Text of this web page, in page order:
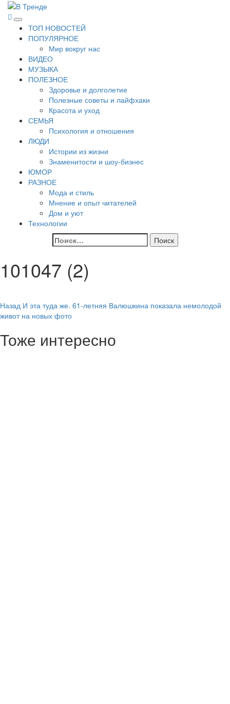
Перейти
содержимому
В Тренде
Самые свежие новости интернета
Основное
меню
ТОП НОВОСТЕЙ
ПОПУЛЯРНОЕ
Мир вокруг нас
ВИДЕО
МУЗЫКА
ПОЛЕЗНОЕ
Здоровье и долголетие
Полезные советы и лайфхаки
Красота и уход
СЕМЬЯ
Психология и отношения
ЛЮДИ
Истории из жизни
Знаменитости и шоу-бизнес
ЮМОР
РАЗНОЕ
Мода и стиль
Мнение и опыт читателей
Дом и уют
Технологии
Найти:
101047 (2)
Навигация
записи
Назад И эта туда же. 61-летняя Валюшкина показала немолодой
живот на новых фото
Тоже интересно